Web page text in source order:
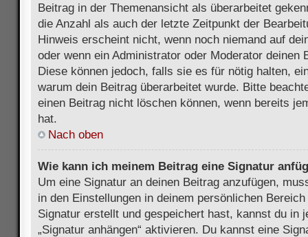
Beitrag in der Themenansicht als überarbeitet
die Anzahl als auch der letzte Zeitpunkt der
Hinweis erscheint nicht, wenn noch niemand auf
oder wenn ein Administrator oder Moderator deinen
Diese können jedoch, falls sie es für nötig halten,
warum dein Beitrag überarbeitet wurde. Bitte
einen Beitrag nicht löschen können, wenn bereits
hat.
Nach oben
Wie kann ich meinem Beitrag eine Signatur
Um eine Signatur an deinen Beitrag anzufügen,
in den Einstellungen in deinem persönlichen
Signatur erstellt und gespeichert hast, kannst du in
„Signatur anhängen“ aktivieren. Du kannst eine